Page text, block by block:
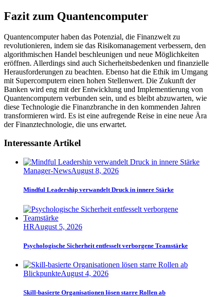
Fazit zum Quantencomputer
Quantencomputer haben das Potenzial, die Finanzwelt zu
revolutionieren, indem sie das Risikomanagement verbessern, den
algorithmischen Handel beschleunigen und neue Möglichkeiten
eröffnen. Allerdings sind auch Sicherheitsbedenken und finanzielle
Herausforderungen zu beachten. Ebenso hat die Ethik im Umgang
mit Supercomputern einen hohen Stellenwert. Die Zukunft der
Banken wird eng mit der Entwicklung und Implementierung von
Quantencomputern verbunden sein, und es bleibt abzuwarten, wie
diese Technologie die Finanzbranche in den kommenden Jahren
transformieren wird. Es ist eine aufregende Reise in eine neue Ära
der Finanztechnologie, die uns erwartet.
Interessante Artikel
Manager-NewsAugust 8, 2026
Mindful Leadership verwandelt Druck in innere Stärke
HRAugust 5, 2026
Psychologische Sicherheit entfesselt verborgene Teamstärke
BlickpunkteAugust 4, 2026
Skill-basierte Organisationen lösen starre Rollen ab